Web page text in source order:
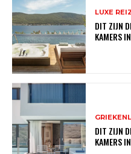
LUXE
DIT ZIJN
KAMERS
DIT ZIJN
KAMERS